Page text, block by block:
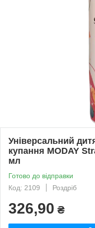
Універсальний
купання MODAY
мл
Готово до відправки
Код: 2109
Роздріб
326,90 ₴